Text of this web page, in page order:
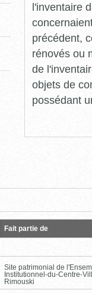
l'inventaire
précédent,
rénovés ou
de
objets de
possédant
Fait partie de
Site patrimonial de
Institutionnel-du-Centre-
Rimouski